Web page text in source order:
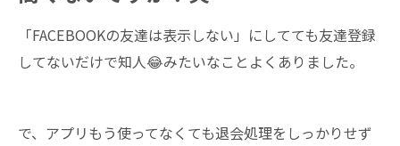
「FACEBOOKの友達は表示しない」にしてても友達登録
してないだけで知人😂みたいなことよくありました。
で、アプリもう使ってなくても退会処理をしっかりせず